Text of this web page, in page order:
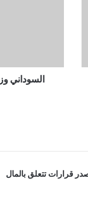
السوداني
قرارات تتعلق بالمال